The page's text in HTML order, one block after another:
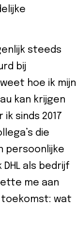
steeds
bij
hoe ik mijn
kan krijgen
ik sinds 2017
die
persoonlijke
als bedrijf
me aan
toekomst: wat